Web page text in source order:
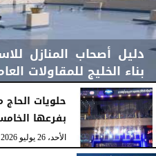
دليل أصحاب المنازل
بناء الخليج للمقاولات
الأحد، 2 أغسطس 2026 11:48 صـ
حلويات
بفرعها
الأحد، 26 يوليو 2026